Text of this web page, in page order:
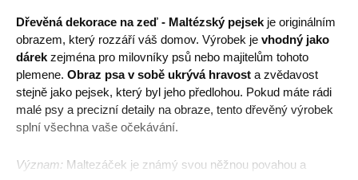
Dřevěná dekorace na zeď - Maltézský pejsek je originálním
obrazem, který rozzáří váš domov. Výrobek je vhodný jako
dárek zejména pro milovníky psů nebo majitelům tohoto
plemene. Obraz psa v sobě ukrývá hravost a zvědavost
stejně jako pejsek, který byl jeho předlohou. Pokud máte rádi
malé psy a precizní detaily na obraze, tento dřevěný výrobek
splní všechna vaše očekávání.
Význam: Maltezáček je známý svou něžnou povahou a